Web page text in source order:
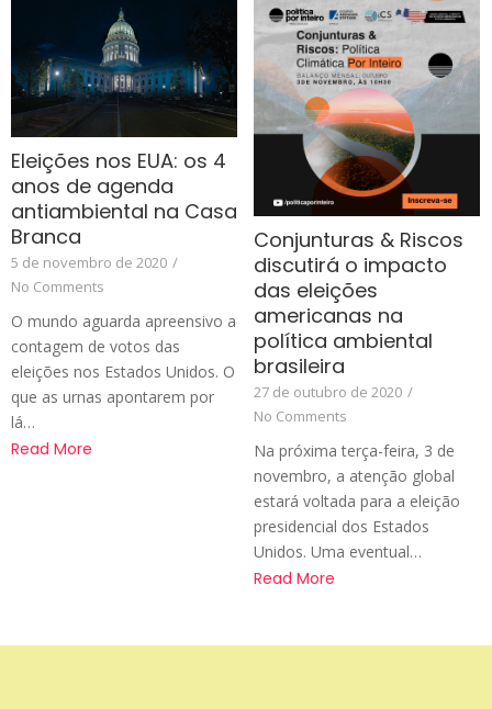
Eleições nos EUA: os 4
anos de agenda
antiambiental na Casa
Branca
5 de novembro de 2020 /
No Comments
O mundo aguarda apreensivo a
contagem de votos das
eleições nos Estados Unidos. O
que as urnas apontarem por
lá…
Read More
Conjunturas & Riscos
discutirá o impacto
das eleições
americanas na
política ambiental
brasileira
27 de outubro de 2020 /
No Comments
Na próxima terça-feira, 3 de
novembro, a atenção global
estará voltada para a eleição
presidencial dos Estados
Unidos. Uma eventual…
Read More